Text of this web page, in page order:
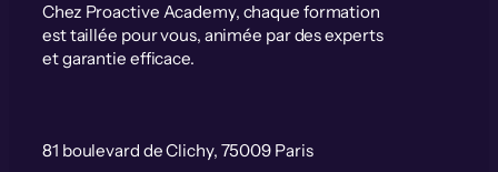
Chez Proactive Academy, chaque formation
est taillée pour vous, animée par des experts
et garantie efficace.
81 boulevard de Clichy, 75009 Paris